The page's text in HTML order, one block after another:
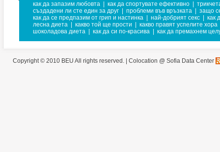
как да запазим любовта как да спортувате ефективно
създадени ли сте един за друг
проблеми във връзката
защо
как да се предпазим от грип и настинка
най-добрият секс
как
лесна диета
какво той ще прости
какво правят успелите хора
шоколадова диета
как да си по-красива как да премахнем
Copyright © 2010 BEU All rights reserved. | Colocation @ Sofia Data Center